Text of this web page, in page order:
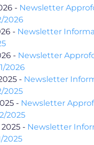
- Newsletter
2026
- Newsletter
- Newsletter
2026
- Newsletter
2025
- Newsletter
2025
- Newsletter
2025